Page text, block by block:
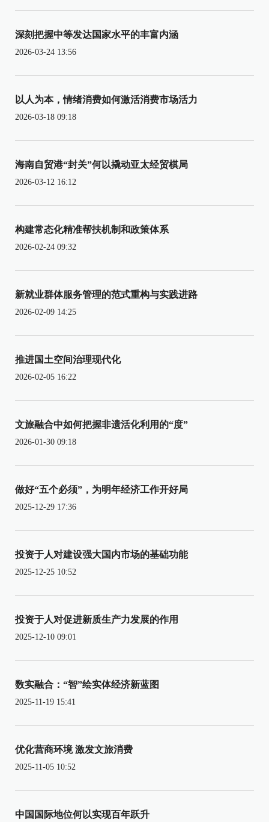
深刻把握中等发达国家水平的丰富内涵
2026-03-24 13:56
以人为本，情绪消费如何激活消费市场活力
2026-03-18 09:18
海南自贸港“封关”何以撬动亚太经贸棋局
2026-03-12 16:12
构建常态化精准帮扶机制和政策体系
2026-02-24 09:32
新就业群体服务管理的范式重构与实践进路
2026-02-09 14:25
推进国土空间治理现代化
2026-02-05 16:22
文旅融合中如何把握非遗活化利用的“度”
2026-01-30 09:18
做好“五个必须”，为明年经济工作开好局
2025-12-29 17:36
投资于人对建设强大国内市场的基础功能
2025-12-25 10:52
投资于人对促进新质生产力发展的作用
2025-12-10 09:01
数实融合：“智”绘实体经济新蓝图
2025-11-19 15:41
优化营商环境 激发文旅消费
2025-11-05 10:52
中国国际地位何以实现百年跃升